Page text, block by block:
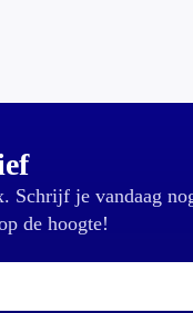
Schrijf je vandaag
de hoogte!